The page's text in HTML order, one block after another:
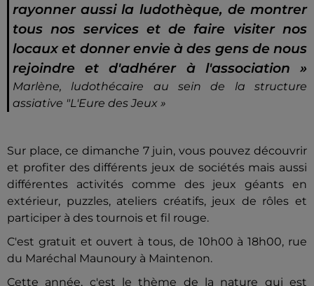
rayonner aussi la ludothèque, de montrer
tous nos services et de faire visiter nos
locaux et donner envie à des gens de nous
rejoindre et d'adhérer à l'association »
Marlène, ludothécaire au sein de la structure
assiative "L'Eure des Jeux »
Sur place, ce dimanche 7 juin, vous pouvez découvrir
et profiter des différents jeux de sociétés mais aussi
différentes activités comme des jeux géants en
extérieur, puzzles, ateliers créatifs, jeux de rôles et
participer à des tournois et fil rouge.
C'est gratuit et ouvert à tous, de 10h00 à 18h00, rue
du Maréchal Maunoury à Maintenon.
Cette année, c'est le thème de la nature qui est